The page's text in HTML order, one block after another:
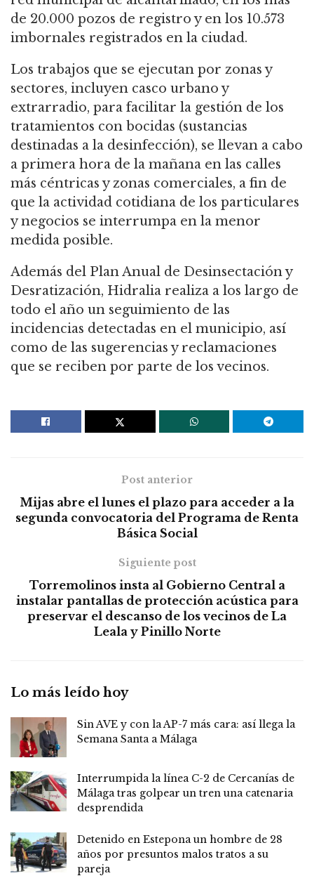
de 20.000 pozos de registro y en los 10.573
imbornales registrados en la ciudad.
Los trabajos que se ejecutan por zonas y
sectores, incluyen casco urbano y
extrarradio, para facilitar la gestión de los
tratamientos con bocidas (sustancias
destinadas a la desinfección), se llevan a cabo
a primera hora de la mañana en las calles
más céntricas y zonas comerciales, a fin de
que la actividad cotidiana de los particulares
y negocios se interrumpa en la menor
medida posible.
Además del Plan Anual de Desinsectación y
Desratización, Hidralia realiza a los largo de
todo el año un seguimiento de las
incidencias detectadas en el municipio, así
como de las sugerencias y reclamaciones
que se reciben por parte de los vecinos.
Post anterior
Mijas abre el lunes el plazo para acceder a la
segunda convocatoria del Programa de Renta
Básica Social
Siguiente post
Torremolinos insta al Gobierno Central a
instalar pantallas de protección acústica para
preservar el descanso de los vecinos de La
Leala y Pinillo Norte
Lo más leído hoy
Sin AVE y con la AP-7 más cara: así llega la
Semana Santa a Málaga
Interrumpida la línea C-2 de Cercanías de
Málaga tras golpear un tren una catenaria
desprendida
Detenido en Estepona un hombre de 28
años por presuntos malos tratos a su
pareja